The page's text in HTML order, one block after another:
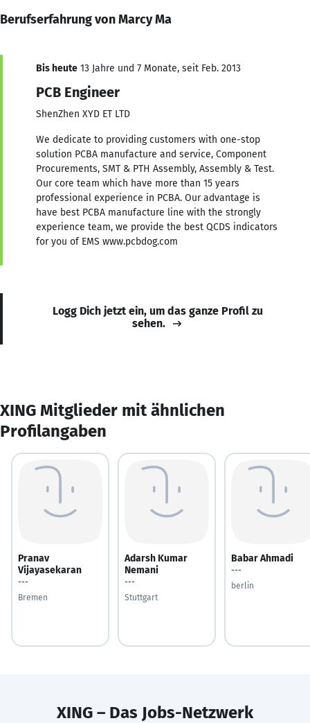
Berufserfahrung von Marcy Ma
Bis heute 13 Jahre und 7 Monate, seit Feb. 2013
PCB Engineer
ShenZhen XYD ET LTD
We dedicate to providing customers with one-stop
solution PCBA manufacture and service, Component
Procurements, SMT & PTH Assembly, Assembly & Test.
Our core team which have more than 15 years
professional experience in PCBA. Our advantage is
have best PCBA manufacture line with the strongly
experience team, we provide the best QCDS indicators
for you of EMS www.pcbdog.com
Logg Dich jetzt ein, um das ganze Profil zu
sehen.
XING Mitglieder mit ähnlichen
Profilangaben
Pranav
Vijayasekaran
---
Bremen
Adarsh Kumar
Nemani
---
Stuttgart
Babar Ahmadi
---
berlin
XING – Das Jobs-Netzwerk